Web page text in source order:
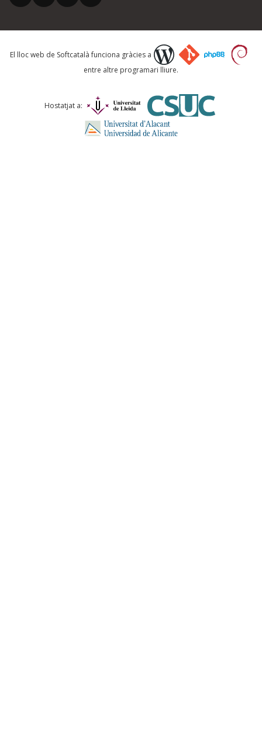
Què proposeu?
Comentari *
El lloc web de Softcatalà funciona gràcies a
entre altre programari lliure.
Hostatjat a: